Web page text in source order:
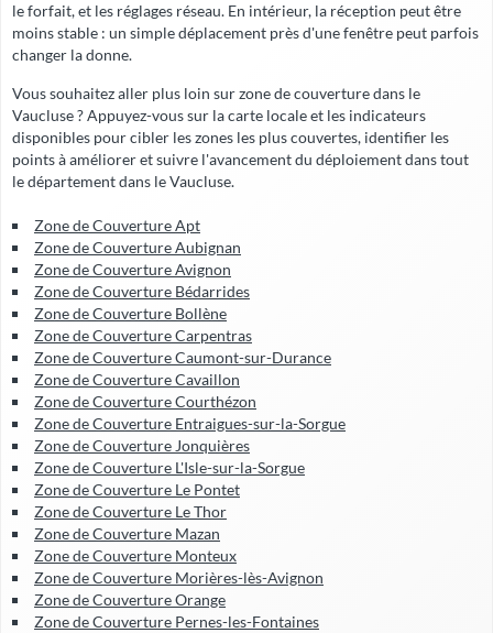
le forfait, et les réglages réseau. En intérieur, la réception peut être
moins stable : un simple déplacement près d'une fenêtre peut parfois
changer la donne.
Vous souhaitez aller plus loin sur zone de couverture dans le
Vaucluse ? Appuyez-vous sur la carte locale et les indicateurs
disponibles pour cibler les zones les plus couvertes, identifier les
points à améliorer et suivre l'avancement du déploiement dans tout
le département dans le Vaucluse.
Zone de Couverture Apt
Zone de Couverture Aubignan
Zone de Couverture Avignon
Zone de Couverture Bédarrides
Zone de Couverture Bollène
Zone de Couverture Carpentras
Zone de Couverture Caumont-sur-Durance
Zone de Couverture Cavaillon
Zone de Couverture Courthézon
Zone de Couverture Entraigues-sur-la-Sorgue
Zone de Couverture Jonquières
Zone de Couverture L'Isle-sur-la-Sorgue
Zone de Couverture Le Pontet
Zone de Couverture Le Thor
Zone de Couverture Mazan
Zone de Couverture Monteux
Zone de Couverture Morières-lès-Avignon
Zone de Couverture Orange
Zone de Couverture Pernes-les-Fontaines